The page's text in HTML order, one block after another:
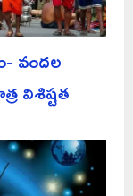
వందల
విశిష్టత